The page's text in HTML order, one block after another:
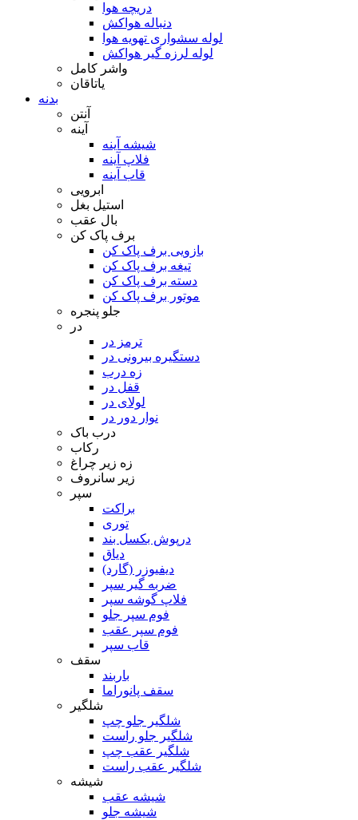
دریچه هوا
دنباله هواکش
لوله سشواری تهویه هوا
لوله لرزه گیر هواکش
واشر کامل
یاتاقان
بدنه
آنتن
آینه
شیشه آینه
فلاپ آینه
قاب آینه
ابرویی
استیل بغل
بال عقب
برف پاک کن
بازویی برف پاک کن
تیغه برف پاک کن
دسته برف پاک کن
موتور برف پاک کن
جلو پنجره
در
ترمز در
دستگیره بیرونی در
زه درب
قفل در
لولای در
نوار دور در
درب باک
رکاب
زه زیر چراغ
زیر سانروف
سپر
براکت
توری
درپوش بکسل بند
دیاق
دیفیوزر (گارد)
ضربه گیر سپر
فلاپ گوشه سپر
فوم سپر جلو
فوم سپر عقب
قاب سپر
سقف
باربند
سقف پانوراما
شلگیر
شلگیر جلو چپ
شلگیر جلو راست
شلگیر عقب چپ
شلگیر عقب راست
شیشه
شیشه عقب
شیشه جلو